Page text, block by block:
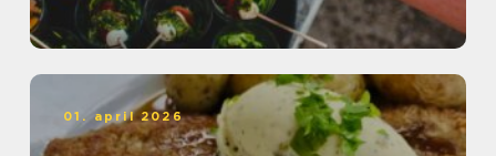
01. april 2026